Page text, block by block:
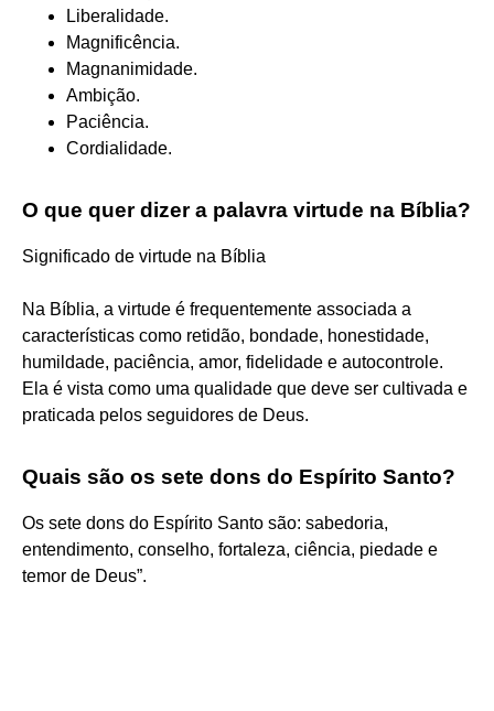
Liberalidade.
Magnificência.
Magnanimidade.
Ambição.
Paciência.
Cordialidade.
O que quer dizer a palavra virtude na Bíblia?
Significado de virtude na Bíblia
Na Bíblia, a virtude é frequentemente associada a
características como retidão, bondade, honestidade,
humildade, paciência, amor, fidelidade e autocontrole.
Ela é vista como uma qualidade que deve ser cultivada e
praticada pelos seguidores de Deus.
Quais são os sete dons do Espírito Santo?
Os sete dons do Espírito Santo são: sabedoria,
entendimento, conselho, fortaleza, ciência, piedade e
temor de Deus”.